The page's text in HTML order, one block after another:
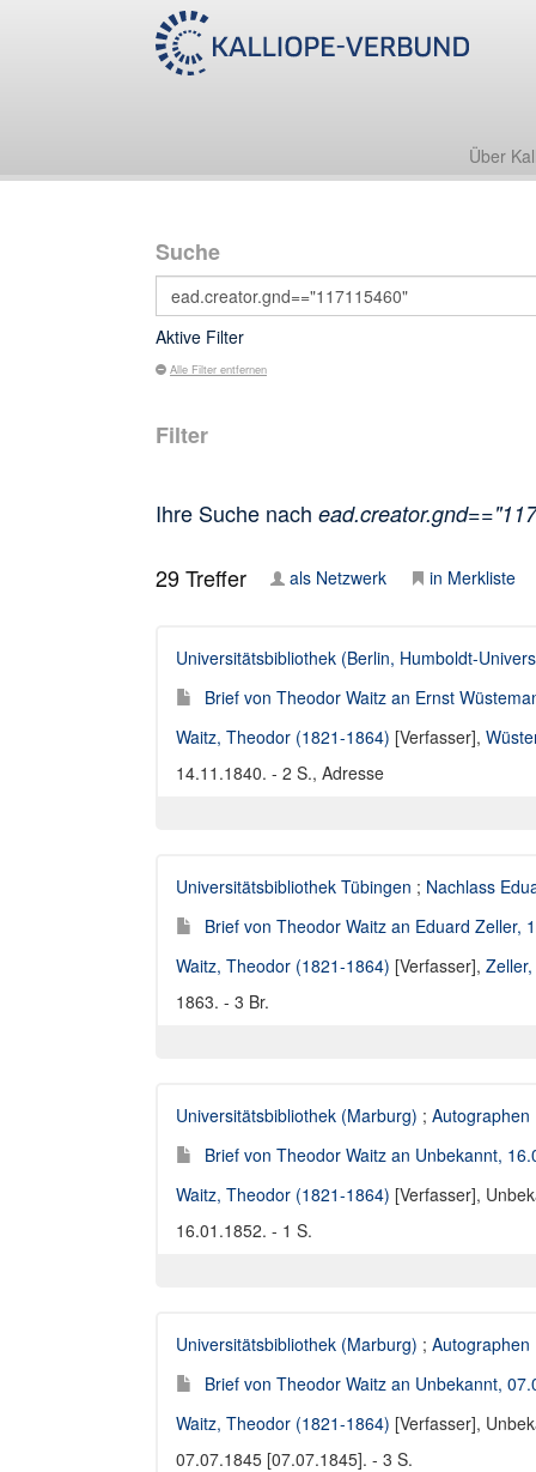
Über
Suche
Aktive Filter
Alle Filter entfernen
Filter
Ihre Suche nach
29Treffer als Netzwerk in Merkliste
Universitätsbibliothek (Berlin, Humboldt-
Brief von Theodor Waitz an Ernst
Waitz, Theodor (1821-1864) [Verfasser],
14.11.1840. - 2 S., Adresse
Universitätsbibliothek Tübingen ; Nachlass
Brief von Theodor Waitz an Eduard Zeller,
Waitz, Theodor (1821-1864) [Verfasser],
1863. - 3 Br.
Universitätsbibliothek (Marburg) ; Autographen
Brief von Theodor Waitz an Unbekannt,
Waitz, Theodor (1821-1864) [Verfasser],
16.01.1852. - 1 S.
Universitätsbibliothek (Marburg) ; Autographen
Brief von Theodor Waitz an Unbekannt,
Waitz, Theodor (1821-1864) [Verfasser],
07.07.1845 [07.07.1845]. - 3 S.